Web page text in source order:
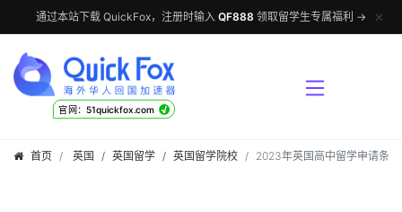
通过本站下载 QuickFox，注册时输入 QF888 领取留学生专属福利 → ✕
官网：51quickfox.com √
首页 英国 / 英国留学 / 英国留学院校 2023年英国高中留学申请条